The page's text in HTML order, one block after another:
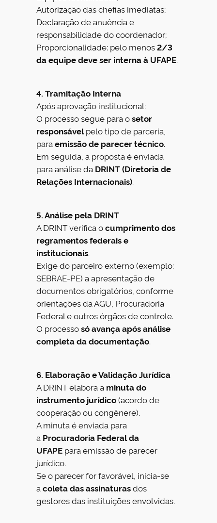
Autorização das chefias imediatas;
Declaração de anuência e
responsabilidade do coordenador;
Proporcionalidade: pelo menos2/3
da equipe deve ser interna à UFAPE.
4. Tramitação Interna
Após aprovação institucional:
O processo segue para osetor
responsávelpelo tipo de parceria,
paraemissão de parecer técnico.
Em seguida, a proposta é enviada
para análise da DRINT (Diretoria de
Relações Internacionais).
5. Análise pela DRINT
A DRINT verifica ocumprimento dos
regramentos federais e
institucionais.
Exige do parceiro externo (exemplo:
SEBRAE-PE) a apresentação de
documentos obrigatórios, conforme
orientações da AGU, Procuradoria
Federal e outros órgãos de controle.
O processosó avança após análise
completa da documentação.
6. Elaboração e Validação Jurídica
A DRINT elabora a minuta do
instrumento jurídico(acordo de
cooperação ou congênere).
A minuta é enviada para
a Procuradoria Federal da
UFAPE para emissão de parecer
jurídico.
Se o parecer for favorável, inicia-se
acoleta das assinaturasdos
gestores das instituições envolvidas.